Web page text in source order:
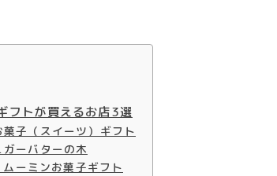
フトが買えるお店3選
子（スイーツ）ギフト
ーバターの木
ーミンお菓子ギフト